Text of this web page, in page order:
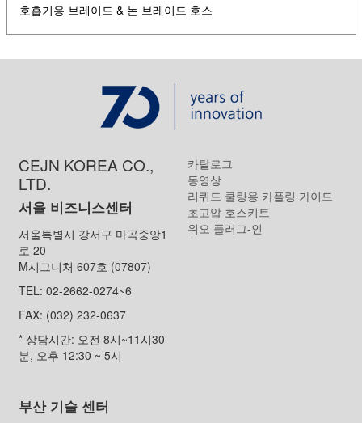
호흡기용 브레이드 & 논 브레이드 호스
CEJN KOREA CO.,
LTD.
서울 비즈니스센터
서울특별시 강서구 마곡중앙1
로 20
M시그니처 607호 (07807)
TEL: 02-2662-0274~6
FAX: (032) 232-0637
* 상담시간: 오전 8시~11시30
분, 오후 12:30 ~ 5시
부산 기술 센터
카탈로그
동영상
리퀴드 쿨링용 카플링 가이드
초고압 호스키트
위오 플러그-인